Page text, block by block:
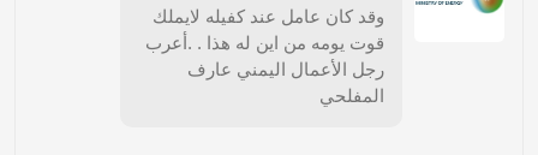
وقد كان عامل عند كفيله لايملك
قوت يومه من اين له هذا . .أعرب
رجل الأعمال اليمني عارف
المفلحي